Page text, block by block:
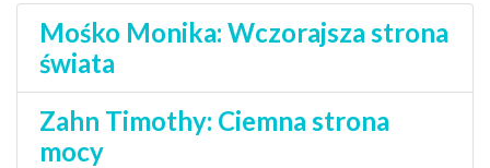
Mośko Monika: Wczorajsza strona
świata
Zahn Timothy: Ciemna strona
mocy